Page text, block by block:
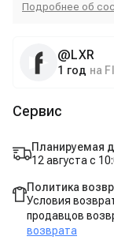
Подробнее об
@LXR
1 год на
Сервис
Планируемая
12 августа с
Политика
Условия
продавцов
возврата